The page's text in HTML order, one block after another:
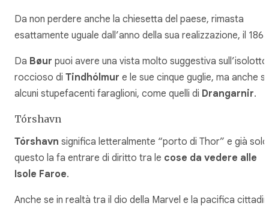
Da non perdere anche la chiesetta del paese, rimasta
esattamente uguale dall’anno della sua realizzazione, il
Da Bøur puoi avere una vista molto suggestiva sull’isolotto
roccioso di Tindhólmur e le sue cinque guglie, ma anche
alcuni stupefacenti faraglioni, come quelli di Drangarnir.
Tórshavn
Tórshavn significa letteralmente “porto di Thor” e già solo
questo la fa entrare di diritto tra le cose da vedere alle
Isole Faroe.
Anche se in realtà tra il dio della Marvel e la pacifica